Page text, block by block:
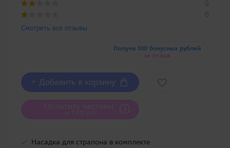
0
0
Смотреть все отзывы
Получи 100 бонусных рублей
за отзыв
+ Добавить в корзину
Насадка для страпона в комплекте